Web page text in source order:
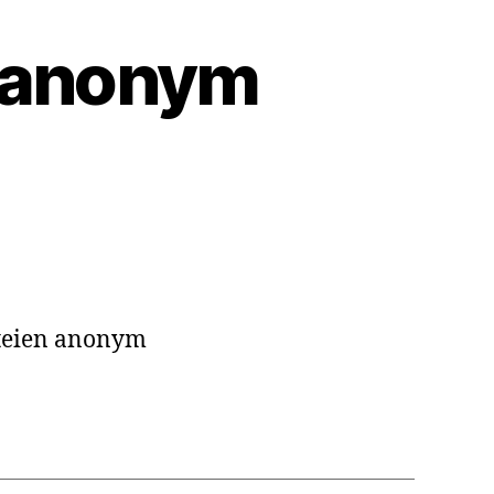
anonym